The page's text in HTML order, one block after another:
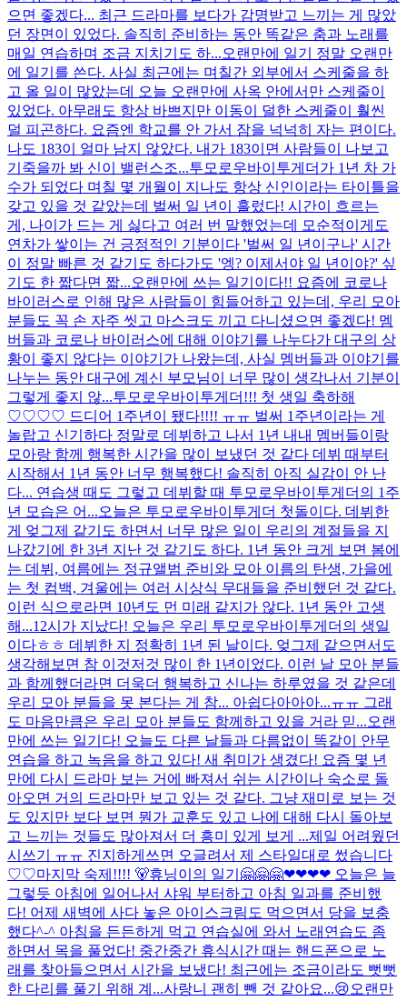
으면 좋겠다... 최근 드라마를 보다가 감명받고 느끼는 게 많았
던 장면이 있었다. 솔직히 준비하는 동안 똑같은 춤과 노래를
매일 연습하며 조금 지치기도 하...오랜만에 일기 정말 오랜만
에 일기를 쓴다. 사실 최근에는 며칠간 외부에서 스케줄을 하
고 올 일이 많았는데 오늘 오랜만에 사옥 안에서만 스케줄이
있었다. 아무래도 항상 바쁘지만 이동이 덜한 스케줄이 훨씬
덜 피곤하다. 요즘엔 학교를 안 가서 잠을 넉넉히 자는 편이다.
나도 183이 얼마 남지 않았다. 내가 183이면 사람들이 나보고
기죽을까 봐 신이 밸런스조...투모로우바이투게더가 1년 차 가
수가 되었다 며칠 몇 개월이 지나도 항상 신인이라는 타이틀을
갖고 있을 것 같았는데 벌써 일 년이 흘렀다! 시간이 흐르는
게, 나이가 드는 게 싫다고 여러 번 말했었는데 모순적이게도
연차가 쌓이는 건 긍정적인 기분이다 '벌써 일 년이구나' 시간
이 정말 빠른 것 같기도 하다가도 '엥? 이제서야 일 년이야?' 싶
기도 한 짧다면 짧...오랜만에 쓰는 일기이다!! 요즘에 코로나
바이러스로 인해 많은 사람들이 힘들어하고 있는데, 우리 모아
분들도 꼭 손 자주 씻고 마스크도 끼고 다니셨으면 좋겠다! 멤
버들과 코로나 바이러스에 대해 이야기를 나누다가 대구의 상
황이 좋지 않다는 이야기가 나왔는데, 사실 멤버들과 이야기를
나누는 동안 대구에 계신 부모님이 너무 많이 생각나서 기분이
그렇게 좋지 않...투모로우바이투게더!!! 첫 생일 축하해
♡♡♡♡ 드디어 1주년이 됐다!!!! ㅠㅠ 벌써 1주년이라는 게
놀랍고 신기하다 정말로 데뷔하고 나서 1년 내내 멤버들이랑
모아랑 함께 행복한 시간을 많이 보냈던 것 같다 데뷔 때부터
시작해서 1년 동안 너무 행복했다! 솔직히 아직 실감이 안 난
다... 연습생 때도 그렇고 데뷔할 때 투모로우바이투게더의 1주
년 모습은 어...오늘은 투모로우바이투게더 첫돌이다. 데뷔한
게 엊그제 같기도 하면서 너무 많은 일이 우리의 계절들을 지
나갔기에 한 3년 지난 것 같기도 하다. 1년 동안 크게 보면 봄에
는 데뷔, 여름에는 정규앨범 준비와 모아 이름의 탄생, 가을에
는 첫 컴백, 겨울에는 여러 시상식 무대들을 준비했던 것 같다.
이런 식으로라면 10년도 먼 미래 같지가 않다. 1년 동안 고생
해...12시가 지났다! 오늘은 우리 투모로우바이투게더의 생일
이다ㅎㅎ 데뷔한 지 정확히 1년 된 날이다. 엊그제 같으면서도
생각해보면 참 이것저것 많이 한 1년이었다. 이런 날 모아 분들
과 함께했더라면 더욱더 행복하고 신나는 하루였을 것 같은데
우리 모아 분들을 못 본다는 게 참... 아쉽다아아아...ㅠㅠ 그래
도 마음만큼은 우리 모아 분들도 함께하고 있을 거라 믿...오랜
만에 쓰는 일기다! 오늘도 다른 날들과 다름없이 똑같이 안무
연습을 하고 녹음을 하고 있다! 새 취미가 생겼다! 요즘 몇 년
만에 다시 드라마 보는 거에 빠져서 쉬는 시간이나 숙소로 돌
아오면 거의 드라마만 보고 있는 것 같다. 그냥 재미로 보는 것
도 있지만 보다 보면 뭔가 교훈도 있고 나에 대해 다시 돌아보
고 느끼는 것들도 많아져서 더 흥미 있게 보게 ...제일 어려웠던
시쓰기 ㅠㅠ 진지하게쓰면 오글려서 제 스타일대로 썼습니다
♡♡마지막 숙제!!!! 🐻휴닝이의 일기🤗🤗🤗❤❤❤❤ 오늘은 늘
그렇듯 아침에 일어나서 샤워 부터하고 아침 일과를 준비했
다! 어제 새벽에 사다 놓은 아이스크림도 먹으면서 당을 보충
했다^-^ 아침을 든든하게 먹고 연습실에 와서 노래연습도 좀
하면서 목을 풀었다! 중간중간 휴식시간 때는 핸드폰으로 노
래를 찾아들으면서 시간을 보냈다! 최근에는 조금이라도 뻣뻣
한 다리를 풀기 위해 계...사랑니 괜히 뺀 것 같아요...😢오랜만